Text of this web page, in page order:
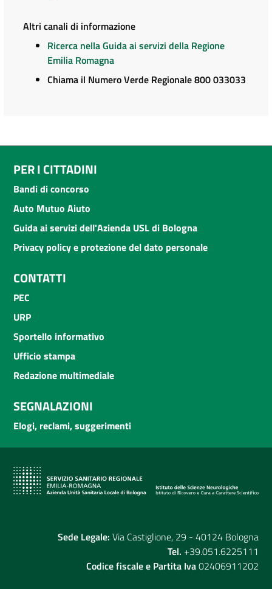
Altri canali di informazione
Ricerca nella Guida ai servizi della Regione
Emilia Romagna
Chiama il Numero Verde Regionale 800 033033
PER I CITTADINI
Bandi di concorso
Auto Mutuo Aiuto
Guida ai servizi dell'Azienda USL di Bologna
Privacy policy e protezione del dato personale
CONTATTI
PEC
URP
Sportello informativo
Ufficio stampa
Redazione multimediale
SEGNALAZIONI
Elogi, reclami, suggerimenti
Sede Legale: Via Castiglione, 29 - 40124 Bologna
Tel. +39.051.6225111
Codice fiscale e Partita Iva02406911202